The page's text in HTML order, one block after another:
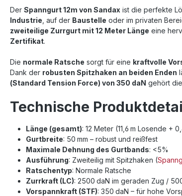
Der Spanngurt 12m von Sandax ist die perfekte
Industrie , auf der Baustelle oder im privaten
zweiteilige Zurrgurt mit 12 Meter Länge eine
Zertifikat.
Die normale Ratsche sorgt für eine kraftvolle
Dank der robusten Spitzhaken an beiden Enden
(Standard Tension Force) von 350 daN gehört
Technische
Länge (gesamt): 12 Meter (11,6 m Losende +
Gurtbreite: 50 mm – robust und reißfest
Maximale Dehnung des Gurtbands: <5%
Ausführung: Zweiteilig mit Spitzhaken (
Ratschentyp: Normale Ratsche
Zurrkraft (LC): 2500 daN im geraden Zug /
Vorspannkraft (STF): 350 daN – für hohe